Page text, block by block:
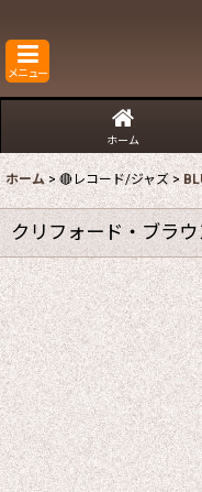
メニュー
ホーム
ホーム > 🔴レコード/ジャズ >
クリフォード・ブラ